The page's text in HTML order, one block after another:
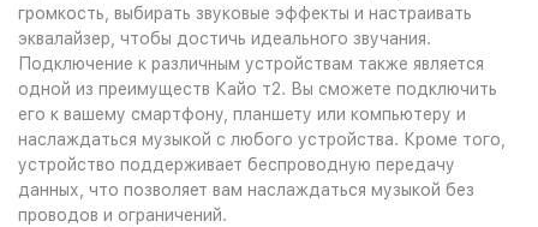
громкость, выбирать звуковые эффекты и настраивать
эквалайзер, чтобы достичь идеального звучания.
Подключение к различным устройствам также является
одной из преимуществ Кайо т2. Вы сможете подключить
его к вашему смартфону, планшету или компьютеру и
наслаждаться музыкой с любого устройства. Кроме того,
устройство поддерживает беспроводную передачу
данных, что позволяет вам наслаждаться музыкой без
проводов и ограничений.